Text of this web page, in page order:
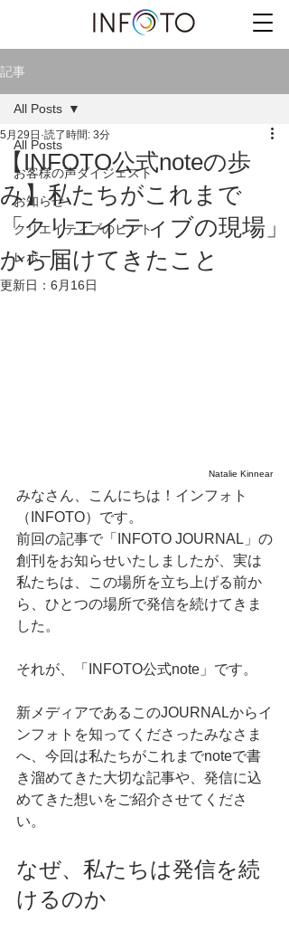
記事
All Posts
お客様の声ダイジェスト
お知らせ
クリエイティブのヒント
レポート
All Posts
【INFOTO公式noteの歩
み】私たちがこれまで
「クリエイティブの現場」
から届けてきたこと
5月29日 読了時間: 3分
更新日： 6月16日
Natalie Kinnear
みなさん、こんにちは！インフォト
（INFOTO）です。
前回の記事で「INFOTO JOURNAL」の
創刊をお知らせいたしましたが、実は
私たちは、この場所を立ち上げる前か
ら、ひとつの場所で発信を続けてきま
した。
それが、「INFOTO公式note」です。
新メディアであるこのJOURNALからイ
ンフォトを知ってくださったみなさま
へ、今回は私たちがこれまでnoteで書
き溜めてきた大切な記事や、発信に込
めてきた想いをご紹介させてくださ
い。
なぜ、私たちは発信を続
けるのか